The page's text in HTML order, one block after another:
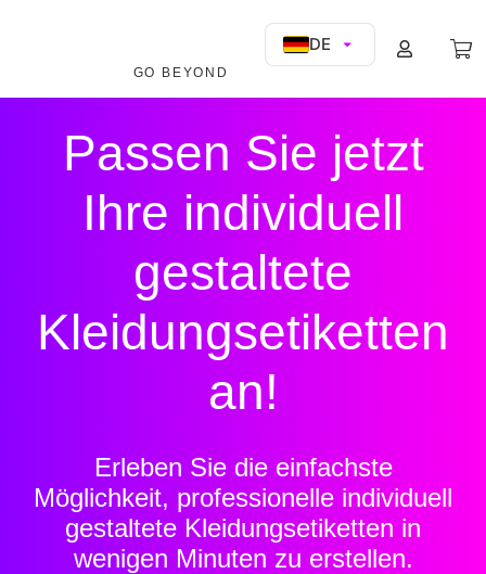
GO BEYOND
DE
Passen Sie jetzt
Ihre individuell
gestaltete
Kleidungsetiketten
an!
Erleben Sie die einfachste
Möglichkeit, professionelle individuell
gestaltete Kleidungsetiketten in
wenigen Minuten zu erstellen.